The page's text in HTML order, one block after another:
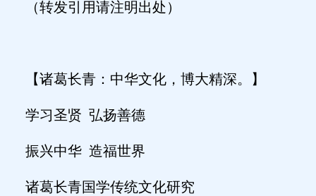
（转发引用请注明出处）
【诸葛长青：中华文化，博大精深。】
学习圣贤 弘扬善德
振兴中华 造福世界
诸葛长青国学传统文化研究